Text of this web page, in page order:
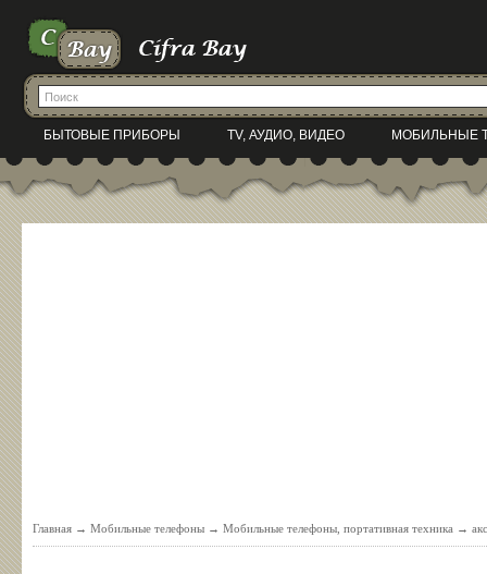
БЫТОВЫЕ ПРИБОРЫ TV, АУДИО, ВИДЕО МОБИЛЬНЫЕ
Главная → Мобильные телефоны → Мобильные телефоны, портативная техника →